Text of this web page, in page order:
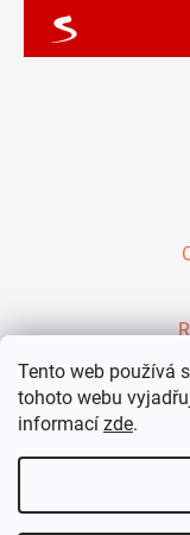
Tento web používá
tohoto webu
informací zde.
Péřové